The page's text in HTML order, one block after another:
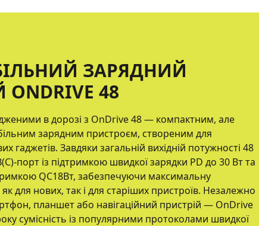
ЗАРЯДНИЙ
48
в дорозі з OnDrive 48 — компактним, але
зарядним пристроєм, створеним для
гаджетів. Завдяки загальній вихідній потужності 48
порт із підтримкою швидкої зарядки PD до 30 Вт та
QC18Вт, забезпечуючи максимальну
для нових, так і для старіших пристроїв. Незалежно
планшет або навігаційний пристрій — OnDrive
сумісність із популярними протоколами швидкої